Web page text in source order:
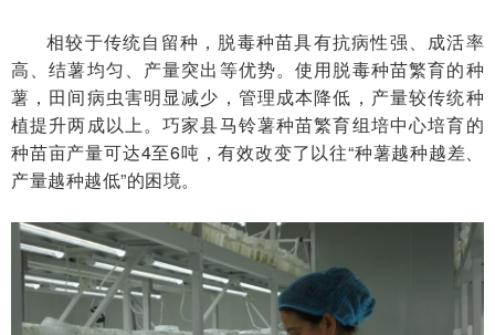
相较于传统自留种，脱毒种苗具有抗病性强、成活率
高、结薯均匀、产量突出等优势。使用脱毒种苗繁育的种
薯，田间病虫害明显减少，管理成本降低，产量较传统种
植提升两成以上。巧家县马铃薯种苗繁育组培中心培育的
种苗亩产量可达4至6吨，有效改变了以往“种薯越种越差、
产量越种越低”的困境。